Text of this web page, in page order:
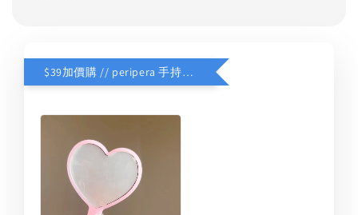
$39加價購 // peripera 手持化妝鏡